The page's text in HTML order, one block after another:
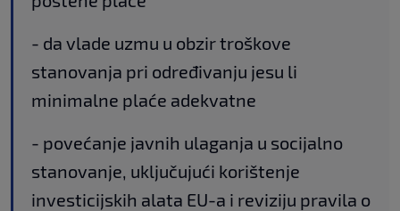
- da vlade uzmu u obzir troškove
stanovanja pri određivanju jesu li
minimalne plaće adekvatne
- povećanje javnih ulaganja u socijalno
stanovanje, uključujući korištenje
investicijskih alata EU-a i reviziju pravila o